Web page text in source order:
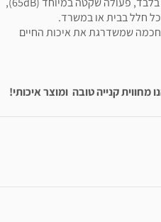
חלל בבית או במשרד.
חכמה שמשדרגת את איכות החיים
מחווית קנייה טובה ומוצר איכותי!